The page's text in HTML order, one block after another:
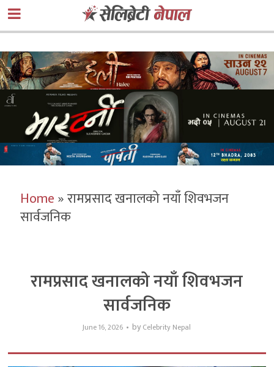
Home»रामप्रसाद खनालको नयाँ शिवभजन
सार्वजनिक
रामप्रसाद खनालको नयाँ शिवभजन
सार्वजनिक
June 16, 2026 by Celebrity Nepal